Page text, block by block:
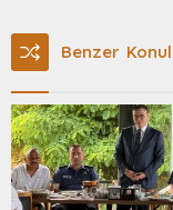
Benzer